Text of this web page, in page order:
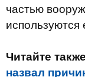
частью
используются
Читайте
назвал